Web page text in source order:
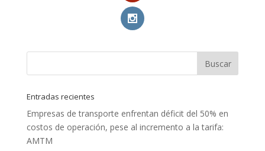
Entradas recientes
Empresas de transporte enfrentan déficit del 50% en
costos de operación, pese al incremento a la tarifa:
AMTM